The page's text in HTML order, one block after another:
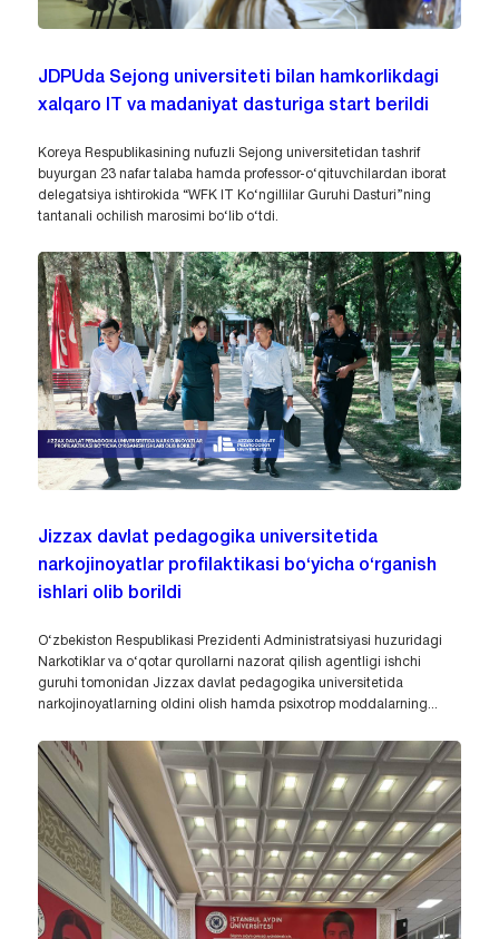
JDPUda Sejong universiteti bilan hamkorlikdagi
xalqaro IT va madaniyat dasturiga start berildi
Koreya Respublikasining nufuzli Sejong universitetidan tashrif
buyurgan 23 nafar talaba hamda professor-o‘qituvchilardan iborat
delegatsiya ishtirokida “WFK IT Ko‘ngillilar Guruhi Dasturi”ning
tantanali ochilish marosimi bo‘lib o‘tdi.
Jizzax davlat pedagogika universitetida
narkojinoyatlar profilaktikasi bo‘yicha o‘rganish
ishlari olib borildi
O‘zbekiston Respublikasi Prezidenti Administratsiyasi huzuridagi
Narkotiklar va o‘qotar qurollarni nazorat qilish agentligi ishchi
guruhi tomonidan Jizzax davlat pedagogika universitetida
narkojinoyatlarning oldini olish hamda psixotrop moddalarning...